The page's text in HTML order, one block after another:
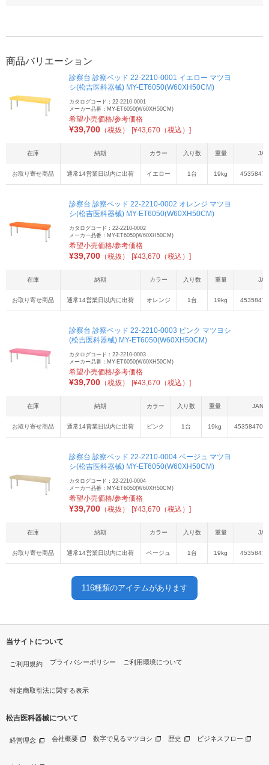
商品バリエーション
診察台 診察ベッド 22-2210-0001 イエロー マツヨ
シ(松吉医科器械) MY-ET6050(W60XH50CM)
カタログコード：22-2210-0001
メーカー品番：MY-ET6050(W60XH50CM)
希望小売価格/参考価格
¥39,700 （税抜） [¥43,670（税込）]
在庫 納期 カラー 入り数 重量 JAN
お取り寄せ商品 通常14営業日以内に出荷 イエロー 1台 19kg
診察台 診察ベッド 22-2210-0002 オレンジ マツヨ
シ(松吉医科器械) MY-ET6050(W60XH50CM)
カタログコード：22-2210-0002
メーカー品番：MY-ET6050(W60XH50CM)
希望小売価格/参考価格
¥39,700 （税抜） [¥43,670（税込）]
在庫 納期 カラー 入り数 重量 JAN
お取り寄せ商品 通常14営業日以内に出荷 オレンジ 1台 19kg
診察台 診察ベッド 22-2210-0003 ピンク マツヨシ
(松吉医科器械) MY-ET6050(W60XH50CM)
カタログコード：22-2210-0003
メーカー品番：MY-ET6050(W60XH50CM)
希望小売価格/参考価格
¥39,700 （税抜） [¥43,670（税込）]
在庫 納期 カラー 入り数 重量 JAN
お取り寄せ商品 通常14営業日以内に出荷 ピンク 1台 19kg
診察台 診察ベッド 22-2210-0004 ベージュ マツヨ
シ(松吉医科器械) MY-ET6050(W60XH50CM)
カタログコード：22-2210-0004
メーカー品番：MY-ET6050(W60XH50CM)
希望小売価格/参考価格
¥39,700 （税抜） [¥43,670（税込）]
在庫 納期 カラー 入り数 重量 JAN
お取り寄せ商品 通常14営業日以内に出荷 ベージュ 1台 19kg
116種類のアイテムがあります
当サイトについて
ご利用規約 プライバシーポリシー ご利用環境について
特定商取引法に関する表示
松吉医科器械について
経営理念 会社概要 数字で見るマツヨシ 歴史 ビジネスフロー